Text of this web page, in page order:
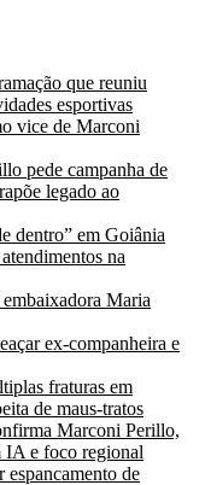
que reuniu
esportivas
vice de Marconi
pede campanha de
legado ao
dentro” em Goiânia
na
Maria
ex-companheira e
fraturas em
de maus-tratos
Marconi Perillo,
IA e foco regional
espancamento de